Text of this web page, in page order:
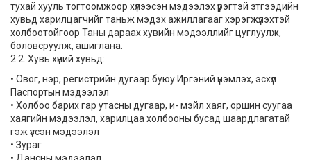
тухай хууль тогтоомжоор хүлээсэн мэдээлэх үүрэгтэй этгээдийн
хувьд харилцагчийг таньж мэдэх ажиллагааг хэрэгжүүлэхтэй
холбоотойгоор Таны дараах хувийн мэдээллийг цуглуулж,
боловсруулж, ашиглана.
2.2. Хувь хүний хувьд:
• Овог, нэр, регистрийн дугаар буюу Иргэний үнэмлэх, эсхүл
Паспортын мэдээлэл
• Холбоо барих гар утасны дугаар, и- мэйл хаяг, оршин суугаа
хаягийн мэдээлэл, харилцаа холбооны бусад шаардлагатай
гэж үзсэн мэдээлэл
• Зураг